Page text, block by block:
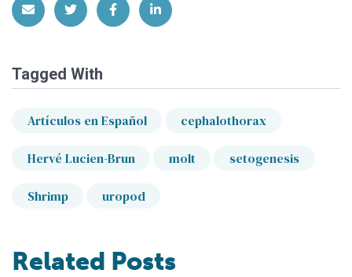
Share via EmailShare on Twitter
Share on Facebook
Share on LinkedIn
Tagged With
Artículos en Español cephalothorax
Hervé Lucien-Brun molt setogenesis
Shrimp uropod
Related Posts